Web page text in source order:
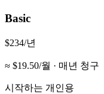
Basic
$234/년
≈ $19.50/월 · 매년 청구
시작하는 개인용